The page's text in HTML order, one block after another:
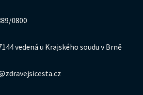
0800
vedená u Krajského soudu v Brně